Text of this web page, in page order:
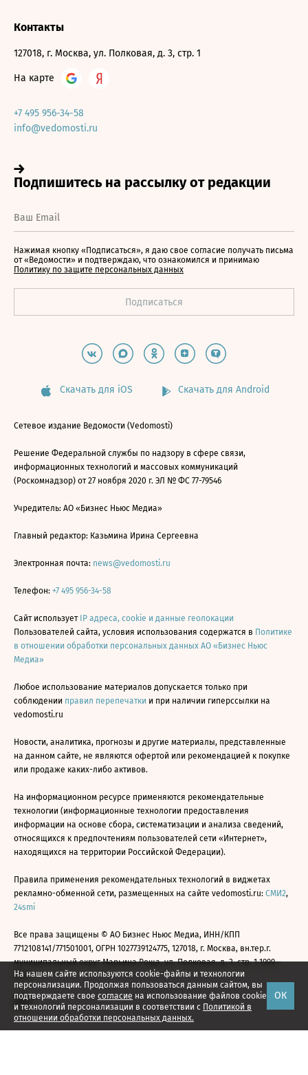
На нашем сайте используются cookie-файлы и технологии
персонализации. Продолжая пользоваться данным сайтом, вы
подтверждаете свое согласие на использование файлов cookie
и технологий персонализации в соответствии с Политикой в
отношении обработки персональных данных.
ОК
Контакты
127018, г. Москва, ул. Полковая, д. 3, стр. 1
На карте
+7 495 956-34-58
info@vedomosti.ru
Нажимая кнопку «Подписаться», я даю свое согласие получать письма
от «Ведомости» и подтверждаю, что ознакомился и принимаю
Политику по защите персональных данных
Скачать для iOS Скачать для Android
Сетевое издание Ведомости (Vedomosti)
Решение Федеральной службы по надзору в сфере связи,
информационных технологий и массовых коммуникаций
(Роскомнадзор) от 27 ноября 2020 г. ЭЛ № ФС 77-79546
Учредитель: АО «Бизнес Ньюс Медиа»
Главный редактор: Казьмина Ирина Сергеевна
Электронная почта: news@vedomosti.ru
Телефон: +7 495 956-34-58
Сайт использует IP адреса, cookie и данные геолокации
Пользователей сайта, условия использования содержатся в Политике
в отношении обработки персональных данных АО «Бизнес Ньюс
Медиа»
Любое использование материалов допускается только при
соблюдении правил перепечатки и при наличии гиперссылки на
vedomosti.ru
Новости, аналитика, прогнозы и другие материалы, представленные
на данном сайте, не являются офертой или рекомендацией к покупке
или продаже каких-либо активов.
На информационном ресурсе применяются рекомендательные
технологии (информационные технологии предоставления
информации на основе сбора, систематизации и анализа сведений,
относящихся к предпочтениям пользователей сети «Интернет»,
находящихся на территории Российской Федерации).
Правила применения рекомендательных технологий в виджетах
рекламно-обменной сети, размещенных на сайте vedomosti.ru: СМИ2,
24smi
Все права защищены © АО Бизнес Ньюс Медиа, ИНН/КПП
7712108141/771501001, ОГРН 1027739124775, 127018, г. Москва, вн.тер.г.
муниципальный округ Марьина Роща, ул. Полковая, д. 3, стр. 1 1999—
2026